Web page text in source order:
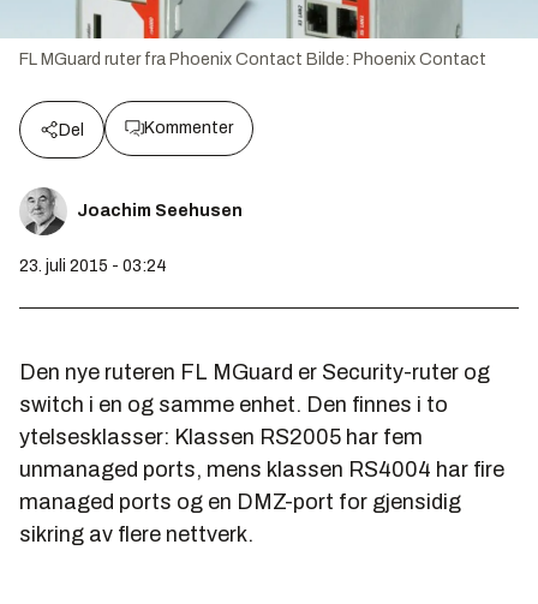
FL MGuard ruter fra Phoenix Contact Bilde: Phoenix Contact
Del Kommenter
Joachim Seehusen
23. juli 2015 - 03:24
Den nye ruteren FL MGuard er Security-ruter og
switch i en og samme enhet. Den finnes i to
ytelsesklasser: Klassen RS2005 har fem
unmanaged ports, mens klassen RS4004 har fire
managed ports og en DMZ-port for gjensidig
sikring av flere nettverk.